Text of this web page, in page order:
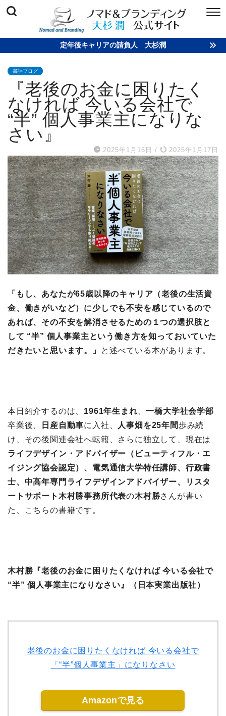
定年後キャリアの請負人 大杉潤
書評ブログ
『老後のお金に困りたく
なければ 今いる会社で
“半” 個人事業主になりな
さい』
2025年1月16日 / 2025年1月17日
「もし、あなたが65歳以降のキャリア（老後の生活資
金、働きがいなど）に少しでも不安を感じているので
あれば、その不安を解消させるための１つの選択肢と
して “半” 個人事業主という働き方を知っておいていた
だきたいと思います。」
と述べている本があります。
本日紹介するのは、 1961年生まれ 、一橋大学社会学部
卒業後、
日産自動車に入社、 人事畑を25年間歩み続
け、その後関連会社へ転籍、さらに独立して、現在は
ライフデザイン・アドバイザー（ビューティフル・エ
イジング協会認定）、電気通信大学特任講師、行政書
士、中高年専門ライフデザインアドバイザー、
リスタ
ートサポート木村勝事務所代表の木村勝さんが書い
た、こちらの書籍です。
木村勝『老後のお金に困りたくなければ 今いる会社で
“半” 個人事業主になりなさい』（日本実業出版社）
老後のお金に困りたくなければ 今いる会社で
「“半”個人事業主」になりなさい
Amazonで見る